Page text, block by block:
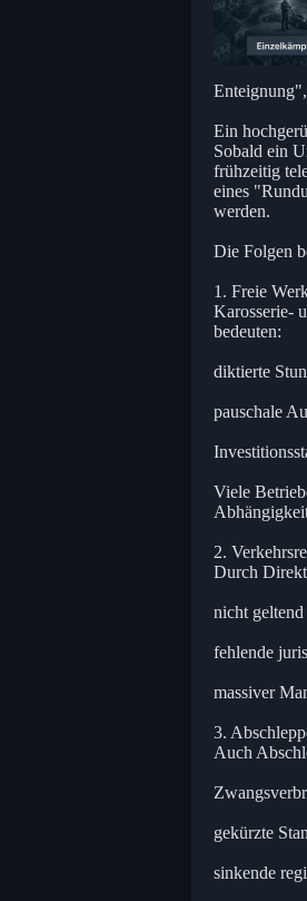
Ein
Sobald ein
frühzeitig
eines
werden.
Die Folgen
1. Freie
Karosserie-
bedeuten:
diktierte
pauschale
Viele
2.
Durch
nicht
fehlende
massiver
3.
Auch
gekürzte
sinkende